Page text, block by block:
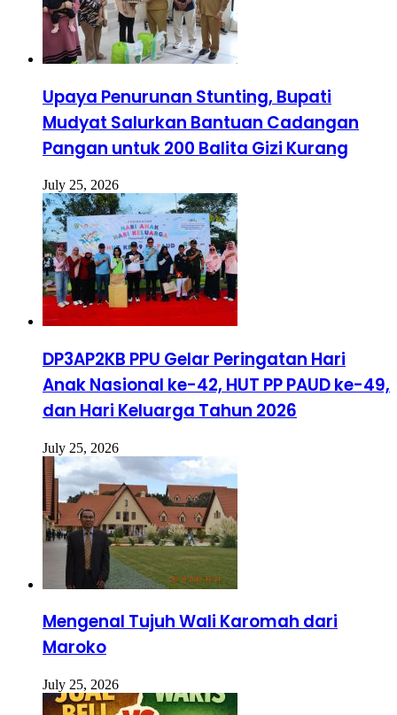
Upaya Penurunan Stunting, Bupati
Mudyat Salurkan Bantuan Cadangan
Pangan untuk 200 Balita Gizi Kurang
July 25, 2026
DP3AP2KB PPU Gelar Peringatan Hari
Anak Nasional ke-42, HUT PP PAUD ke-49,
dan Hari Keluarga Tahun 2026
July 25, 2026
Mengenal Tujuh Wali Karomah dari
Maroko
July 25, 2026